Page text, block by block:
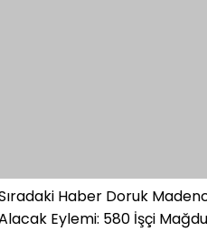
Haber Doruk
Eylemi: 580 İşçi